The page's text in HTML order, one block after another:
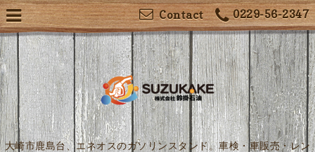
0229-56-2347
Contact
大崎市鹿島台、エネオスのガソリンスタンド。車検・車販売・レン